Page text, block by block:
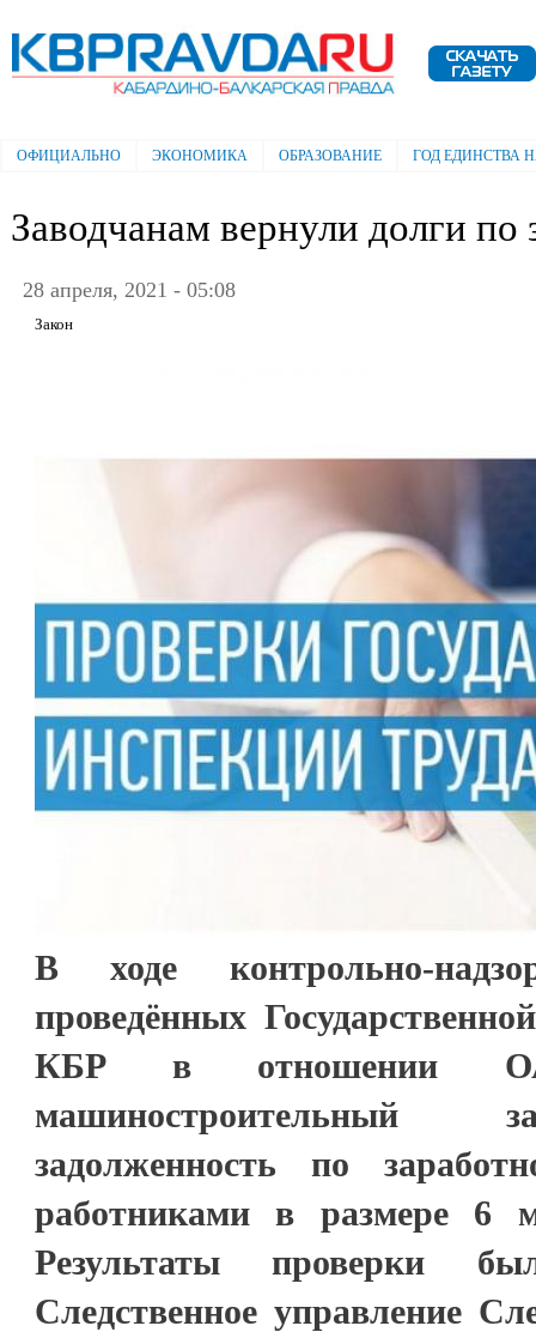
Электронная газета "Кабардино-
Балкарская правда"
Главное меню
ОФИЦИАЛЬНО ЭКОНОМИКА ОБРАЗОВАНИЕ ГОД ЕДИНСТВА
Заводчанам вернули долги по
28 апреля, 2021 - 05:08
Закон
В ходе контрольно-
проведённых
КБР в отношении
машиностроительный
задолженность по
работниками в размере 6
Результаты проверки
Следственное управление